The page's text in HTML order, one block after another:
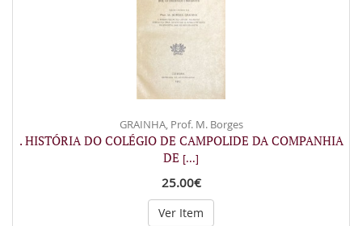
GRAINHA, Prof. M. Borges
. HISTÓRIA DO COLÉGIO DE CAMPOLIDE DA COMPANHIA
DE [...]
25.00€
Ver Item